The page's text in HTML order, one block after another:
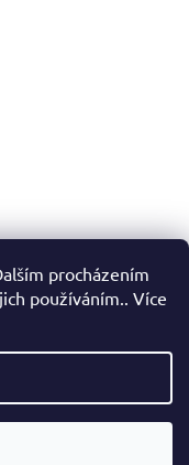
procházením
používáním.. Více
práva vyhrazena.